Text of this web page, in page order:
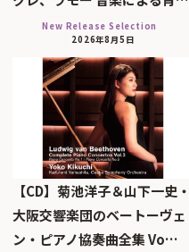
New Release Selection
2026年8月5日
【CD】菊池洋子＆山下一史・
大阪交響楽団のベートーヴェ
ン・ピアノ協奏曲全集 Vo…